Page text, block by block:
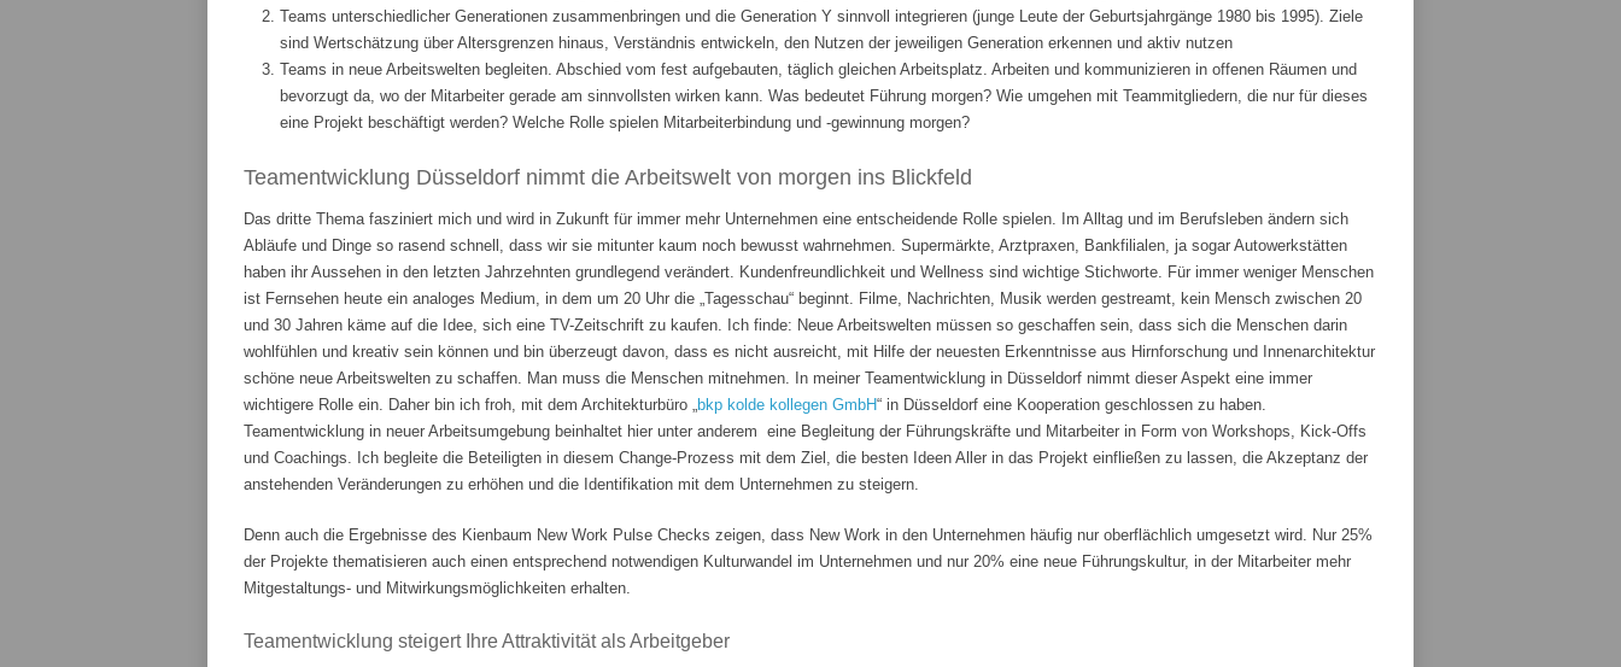
Teams unterschiedlicher Generationen zusammenbringen und die Generation Y sinnvoll integrieren (junge Leute der Geburtsjahrgänge 1980 bis 1995). Ziele
sind Wertschätzung über Altersgrenzen hinaus, Verständnis entwickeln, den Nutzen der jeweiligen Generation erkennen und aktiv nutzen
Teams in neue Arbeitswelten begleiten. Abschied vom fest aufgebauten, täglich gleichen Arbeitsplatz. Arbeiten und kommunizieren in offenen Räumen und
bevorzugt da, wo der Mitarbeiter gerade am sinnvollsten wirken kann. Was bedeutet Führung morgen? Wie umgehen mit Teammitgliedern, die nur für dieses
eine Projekt beschäftigt werden? Welche Rolle spielen Mitarbeiterbindung und -gewinnung morgen?
Teamentwicklung Düsseldorf nimmt die Arbeitswelt von morgen ins Blickfeld
Das dritte Thema fasziniert mich und wird in Zukunft für immer mehr Unternehmen eine entscheidende Rolle spielen. Im Alltag und im Berufsleben ändern sich
Abläufe und Dinge so rasend schnell, dass wir sie mitunter kaum noch bewusst wahrnehmen. Supermärkte, Arztpraxen, Bankfilialen, ja sogar Autowerkstätten
haben ihr Aussehen in den letzten Jahrzehnten grundlegend verändert. Kundenfreundlichkeit und Wellness sind wichtige Stichworte. Für immer weniger Menschen
ist Fernsehen heute ein analoges Medium, in dem um 20 Uhr die „Tagesschau“ beginnt. Filme, Nachrichten, Musik werden gestreamt, kein Mensch zwischen 20
und 30 Jahren käme auf die Idee, sich eine TV-Zeitschrift zu kaufen. Ich finde: Neue Arbeitswelten müssen so geschaffen sein, dass sich die Menschen darin
wohlfühlen und kreativ sein können und bin überzeugt davon, dass es nicht ausreicht, mit Hilfe der neuesten Erkenntnisse aus Hirnforschung und Innenarchitektur
schöne neue Arbeitswelten zu schaffen. Man muss die Menschen mitnehmen. In meiner Teamentwicklung in Düsseldorf nimmt dieser Aspekt eine immer
wichtigere Rolle ein. Daher bin ich froh, mit dem Architekturbüro „bkp kolde kollegen GmbH“ in Düsseldorf eine Kooperation geschlossen zu haben.
Teamentwicklung in neuer Arbeitsumgebung beinhaltet hier unter anderem eine Begleitung der Führungskräfte und Mitarbeiter in Form von Workshops, Kick-Offs
und Coachings. Ich begleite die Beteiligten in diesem Change-Prozess mit dem Ziel, die besten Ideen Aller in das Projekt einfließen zu lassen, die Akzeptanz der
anstehenden Veränderungen zu erhöhen und die Identifikation mit dem Unternehmen zu steigern.
Denn auch die Ergebnisse des Kienbaum New Work Pulse Checks zeigen, dass New Work in den Unternehmen häufig nur oberflächlich umgesetzt wird. Nur 25%
der Projekte thematisieren auch einen entsprechend notwendigen Kulturwandel im Unternehmen und nur 20% eine neue Führungskultur, in der Mitarbeiter mehr
Mitgestaltungs- und Mitwirkungsmöglichkeiten erhalten.
Teamentwicklung steigert Ihre Attraktivität als Arbeitgeber